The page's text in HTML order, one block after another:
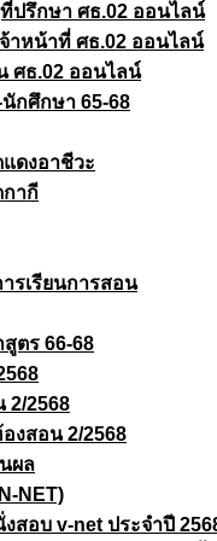
ปรึกษา ศธ.02 ออนไลน์
าหน้าที่ ศธ.02 ออนไลน์
ศธ.02 ออนไลน์
กศึกษา 65-68
ดงอาชีวะ
ากี
รเรียนการสอน
ตร 66-68
2/2568
งสอน 2/2568
ผล
NET)
สอบ v-net ประจำปี